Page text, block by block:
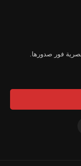
فور صدورها.